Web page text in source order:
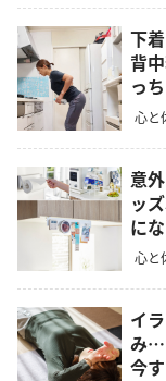
下
背
っ
心と
意
ッ
に
心と
イ
み
今